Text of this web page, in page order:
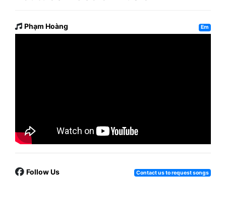
Phạm Hoàng Em
Follow Us Contact us to request songs